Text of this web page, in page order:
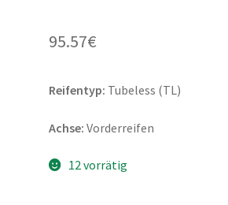
95.57€
Reifentyp: Tubeless (TL)
Achse: Vorderreifen
12 vorrätig